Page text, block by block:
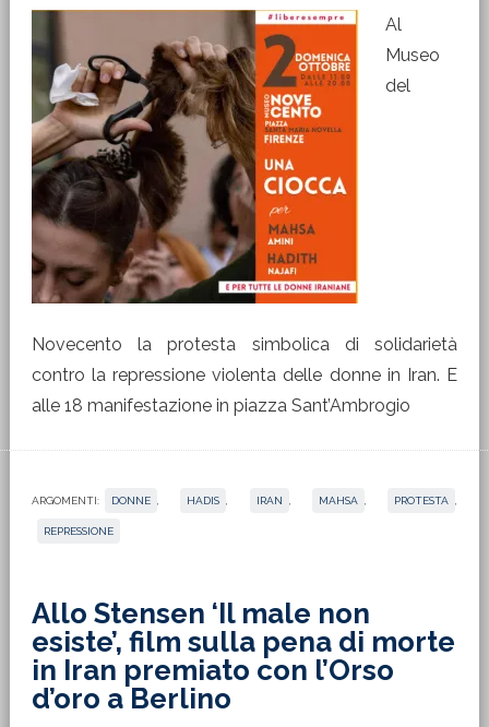
Al
Museo
del
Novecento la protesta simbolica di solidarietà
contro la repressione violenta delle donne in Iran. E
alle 18 manifestazione in piazza Sant’Ambrogio
ARGOMENTI: DONNE HADIS IRAN MAHSA PROTESTA
REPRESSIONE
Allo Stensen ‘Il male non
esiste’, film sulla pena di morte
in Iran premiato con l’Orso
d’oro a Berlino